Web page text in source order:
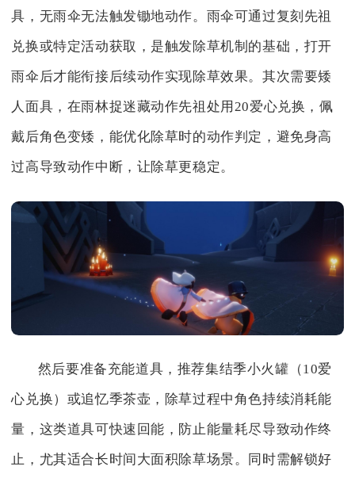
具，无雨伞无法触发锄地动作。雨伞可通过复刻先祖
兑换或特定活动获取，是触发除草机制的基础，打开
雨伞后才能衔接后续动作实现除草效果。其次需要矮
人面具，在雨林捉迷藏动作先祖处用20爱心兑换，佩
戴后角色变矮，能优化除草时的动作判定，避免身高
过高导致动作中断，让除草更稳定。
然后要准备充能道具，推荐集结季小火罐（10爱
心兑换）或追忆季茶壶，除草过程中角色持续消耗能
量，这类道具可快速回能，防止能量耗尽导致动作终
止，尤其适合长时间大面积除草场景。同时需解锁好